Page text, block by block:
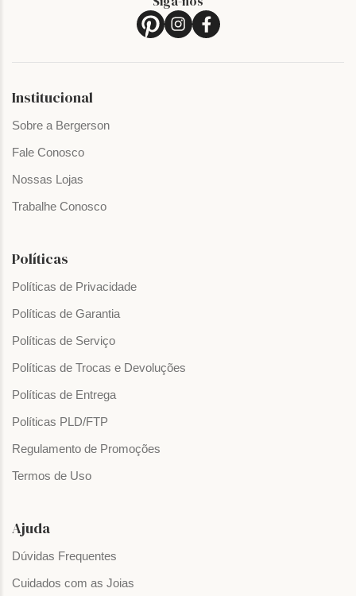
Institucional
Sobre a Bergerson
Fale Conosco
Nossas Lojas
Trabalhe Conosco
Políticas
Políticas de Privacidade
Políticas de Garantia
Políticas de Serviço
Políticas de Trocas e Devoluções
Políticas de Entrega
Políticas PLD/FTP
Regulamento de Promoções
Termos de Uso
Ajuda
Dúvidas Frequentes
Cuidados com as Joias